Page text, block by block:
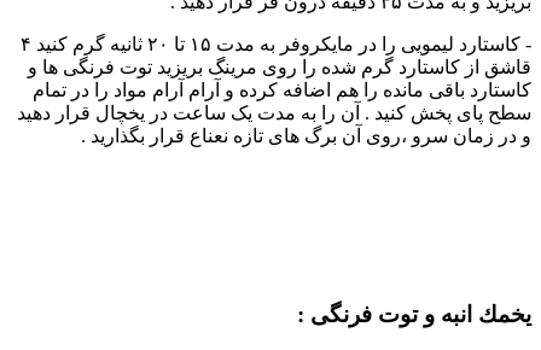
- کاستارد لیمویی را در مایکروفر به مدت ۱۵ تا ۲۰ ثانیه گرم کنید ۴
قاشق از کاستارد گرم شده را روی مرینگ بریزید توت فرنگی ها و
کاستارد باقی مانده را هم اضافه کرده و آرام آرام مواد را در تمام
سطح پای پخش کنید . آن را به مدت یک ساعت در یخچال قرار دهید
و در زمان سرو ،روی آن برگ های تازه نعناع قرار بگذارید .
يخمك انبه و توت فرنگی :